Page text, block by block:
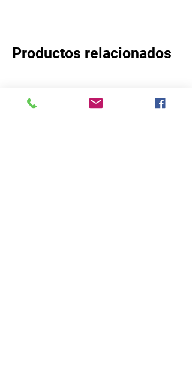
Productos relacionados